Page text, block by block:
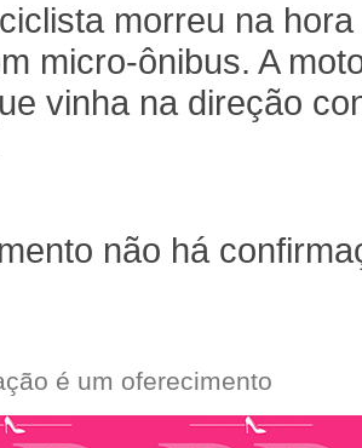
morreu na
micro-ônibus. A
vinha na direção
não há
é um oferecimento